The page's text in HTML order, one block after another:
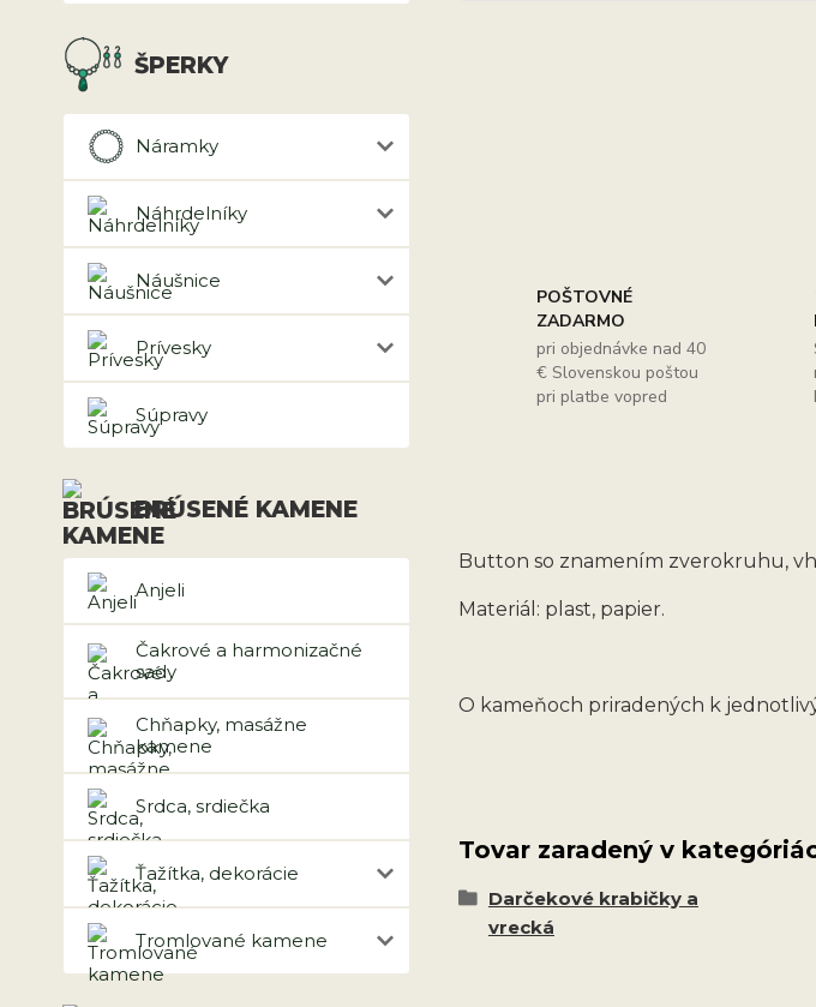
ŠPERKY
Náramky
Náhrdelníky
Náušnice
Prívesky
Súpravy
BRÚSENÉ KAMENE
Anjeli
Čakrové a harmonizačné
sady
Chňapky, masážne
kamene
Srdca, srdiečka
Ťažítka, dekorácie
Tromlované kamene
POŠTOVNÉ
ZADARMO
pri objednávke nad 40
€ Slovenskou poštou
pri platbe vopred
Button so znamením zverokruhu,
Materiál: plast, papier.
O kameňoch priradených k
Tovar zaradený v
Darčekové krabičky a
vrecká